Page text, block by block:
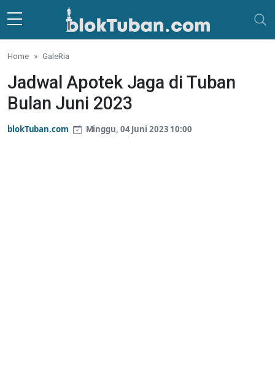
Skip to main content
Home GaleRia
Jadwal Apotek Jaga di Tuban
Bulan Juni 2023
blokTuban.com Minggu, 04 Juni 2023 10:00